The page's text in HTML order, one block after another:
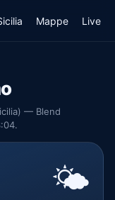
Mappe Live
— Blend
🌤️